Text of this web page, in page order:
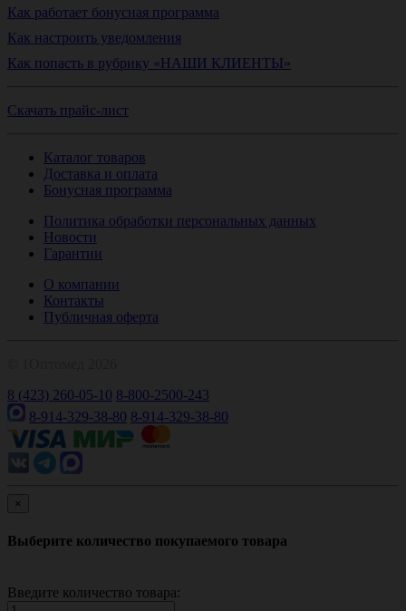
Как работает бонусная программа
Как настроить уведомления
Как попасть в рубрику «НАШИ КЛИЕНТЫ»
Скачать прайс-лист
Каталог товаров
Доставка и оплата
Бонусная программа
Политика обработки персональных данных
Новости
Гарантии
О компании
Контакты
Публичная оферта
8 (423) 260-05-10 8-800-2500-243
8-914-329-38-80 8-914-329-38-80
×
Выберите количество покупаемого товара
Введите количество товара: